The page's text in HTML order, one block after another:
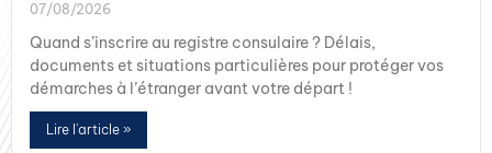
07/08/2026
Quand s’inscrire au registre consulaire ? Délais,
documents et situations particulières pour protéger vos
démarches à l’étranger avant votre départ !
Lire l'article »